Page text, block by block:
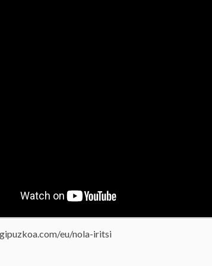
eu/nola-iritsi